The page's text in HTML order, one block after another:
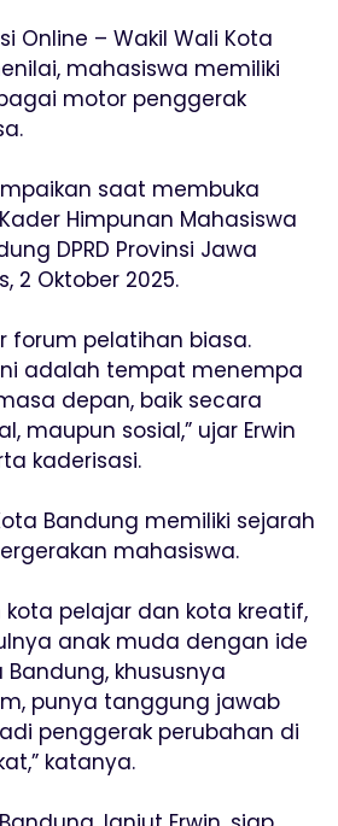
Online – Wakil Wali Kota
mahasiswa memiliki
motor penggerak
saat membuka
Himpunan Mahasiswa
DPRD Provinsi Jawa
2 Oktober 2025.
forum pelatihan biasa.
adalah tempat menempa
depan, baik secara
maupun sosial,” ujar Erwin
kaderisasi.
Bandung memiliki sejarah
mahasiswa.
pelajar dan kota kreatif,
anak muda dengan ide
Bandung, khususnya
punya tanggung jawab
penggerak perubahan di
katanya.